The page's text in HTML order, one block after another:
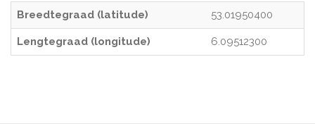
Breedtegraad (latitude) 53.01950400
Lengtegraad (longitude) 6.09512300